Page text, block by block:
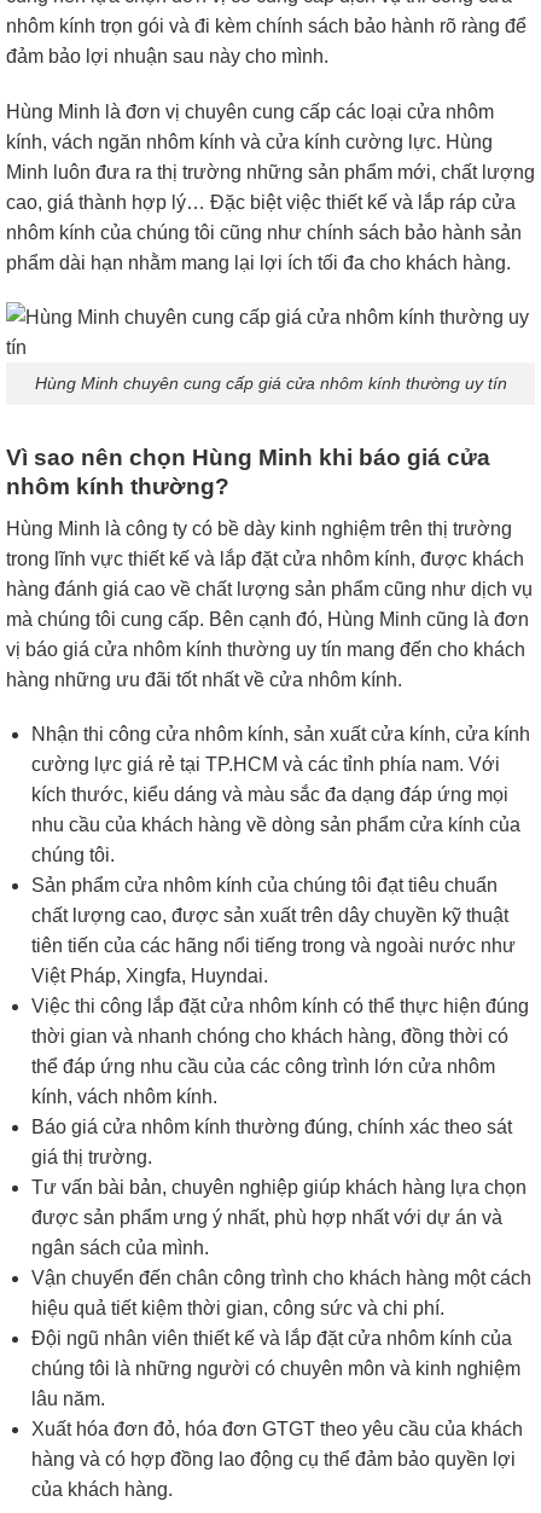
nhôm kính trọn gói và đi kèm chính sách bảo hành rõ ràng để
đảm bảo lợi nhuận sau này cho mình.
Hùng Minh là đơn vị chuyên cung cấp các loại cửa nhôm
kính, vách ngăn nhôm kính và cửa kính cường lực. Hùng
Minh luôn đưa ra thị trường những sản phẩm mới, chất lượng
cao, giá thành hợp lý… Đặc biệt việc thiết kế và lắp ráp cửa
nhôm kính của chúng tôi cũng như chính sách bảo hành sản
phẩm dài hạn nhằm mang lại lợi ích tối đa cho khách hàng.
Hùng Minh chuyên cung cấp giá cửa nhôm kính thường uy tín
Vì sao nên chọn Hùng Minh khi báo giá cửa
nhôm kính thường?
Hùng Minh là công ty có bề dày kinh nghiệm trên thị trường
trong lĩnh vực thiết kế và lắp đặt cửa nhôm kính, được khách
hàng đánh giá cao về chất lượng sản phẩm cũng như dịch vụ
mà chúng tôi cung cấp. Bên cạnh đó, Hùng Minh cũng là đơn
vị báo giá cửa nhôm kính thường uy tín mang đến cho khách
hàng những ưu đãi tốt nhất về cửa nhôm kính.
Nhận thi công cửa nhôm kính, sản xuất cửa kính, cửa kính
cường lực giá rẻ tại TP.HCM và các tỉnh phía nam. Với
kích thước, kiểu dáng và màu sắc đa dạng đáp ứng mọi
nhu cầu của khách hàng về dòng sản phẩm cửa kính của
chúng tôi.
Sản phẩm cửa nhôm kính của chúng tôi đạt tiêu chuẩn
chất lượng cao, được sản xuất trên dây chuyền kỹ thuật
tiên tiến của các hãng nổi tiếng trong và ngoài nước như
Việt Pháp, Xingfa, Huyndai.
Việc thi công lắp đặt cửa nhôm kính có thể thực hiện đúng
thời gian và nhanh chóng cho khách hàng, đồng thời có
thể đáp ứng nhu cầu của các công trình lớn cửa nhôm
kính, vách nhôm kính.
Báo giá cửa nhôm kính thường đúng, chính xác theo sát
giá thị trường.
Tư vấn bài bản, chuyên nghiệp giúp khách hàng lựa chọn
được sản phẩm ưng ý nhất, phù hợp nhất với dự án và
ngân sách của mình.
Vận chuyển đến chân công trình cho khách hàng một cách
hiệu quả tiết kiệm thời gian, công sức và chi phí.
Đội ngũ nhân viên thiết kế và lắp đặt cửa nhôm kính của
chúng tôi là những người có chuyên môn và kinh nghiệm
lâu năm.
Xuất hóa đơn đỏ, hóa đơn GTGT theo yêu cầu của khách
hàng và có hợp đồng lao động cụ thể đảm bảo quyền lợi
của khách hàng.